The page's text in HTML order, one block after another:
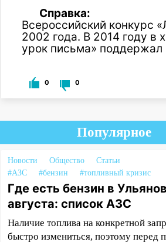
Справка:
Всероссийский конкурс
2002 года. В 2014 году в
урок письма»
0 0
Популярное
Новости Общество
Статьи
#АЗС
#бензин #топливный кризис
Где есть бензин в
августа: список АЗС
Наличие топлива на конкретной
быстро измениться, поэтому перед